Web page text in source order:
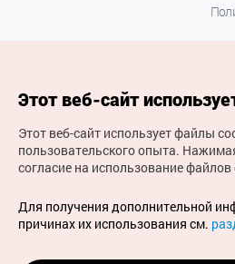
(с) Национальная организация
права защищены
Для извещения об ошибках и
работой веб-сайта,
официальный адрес
Этот веб-сайт
Этот веб-сайт использует файлы
пользовательского опыта.
согласие на использование файлов
Для получения дополнительной
причинах их использования см.